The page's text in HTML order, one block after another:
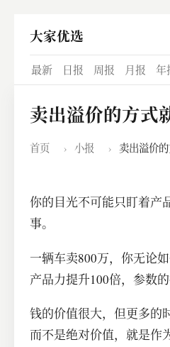
大家优选
最新 日报 周报 月报 年
卖出溢价的方式
首页 › 小报 › 卖出溢价
你的目光不可能只盯着产
事。
一辆车卖800万，你无论
产品力提升100倍，参数的
钱的价值很大，但更多的
而不是绝对价值，就是作